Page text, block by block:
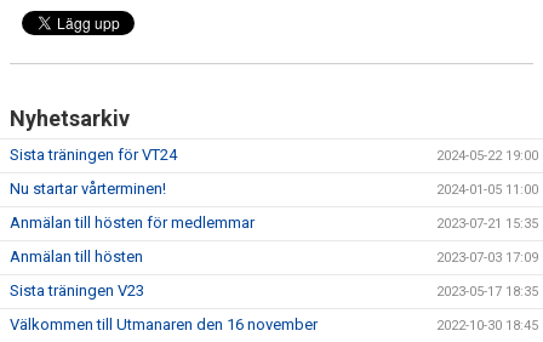
Nyhetsarkiv
Sista träningen för VT24 2024-05-22 19:00
Nu startar vårterminen! 2024-01-05 11:00
Anmälan till hösten för medlemmar 2023-07-21 15:35
Anmälan till hösten 2023-07-03 17:09
Sista träningen V23 2023-05-17 18:35
Välkommen till Utmanaren den 16 november 2022-10-30 18:45